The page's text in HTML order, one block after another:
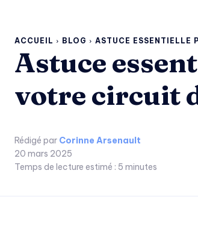
ACCUEIL BLOG ASTUCE ESSENTIELLE
Astuce
votre circuit
Rédigé par Corinne Arsenault
20 mars 2025
Temps de lecture estimé : 5 minutes